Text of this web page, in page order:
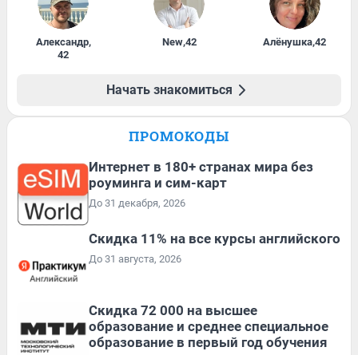
Александр,
42
New,42 Алёнушка,42
Начать знакомиться
ПРОМОКОДЫ
Интернет в 180+ странах мира без
роуминга и сим-карт
До 31 декабря, 2026
Скидка 11% на все курсы английского
До 31 августа, 2026
Скидка 72 000 на высшее
образование и среднее специальное
образование в первый год обучения